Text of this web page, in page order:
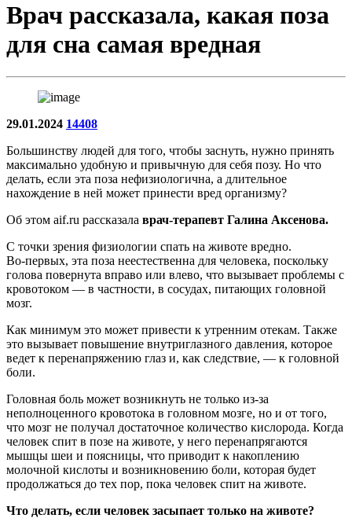
Врач рассказала, какая поза
для сна самая вредная
29.01.2024 14408
Большинству людей для того, чтобы заснуть, нужно принять
максимально удобную и привычную для себя позу. Но что
делать, если эта поза нефизиологична, а длительное
нахождение в ней может принести вред организму?
Об этом aif.ru рассказала врач-терапевт Галина Аксенова.
С точки зрения физиологии спать на животе вредно.
Во-первых, эта поза неестественна для человека, поскольку
голова повернута вправо или влево, что вызывает проблемы с
кровотоком — в частности, в сосудах, питающих головной
мозг.
Как минимум это может привести к утренним отекам. Также
это вызывает повышение внутриглазного давления, которое
ведет к перенапряжению глаз и, как следствие, — к головной
боли.
Головная боль может возникнуть не только из-за
неполноценного кровотока в головном мозге, но и от того,
что мозг не получал достаточное количество кислорода. Когда
человек спит в позе на животе, у него перенапрягаются
мышцы шеи и поясницы, что приводит к накоплению
молочной кислоты и возникновению боли, которая будет
продолжаться до тех пор, пока человек спит на животе.
Что делать, если человек засыпает только на животе?